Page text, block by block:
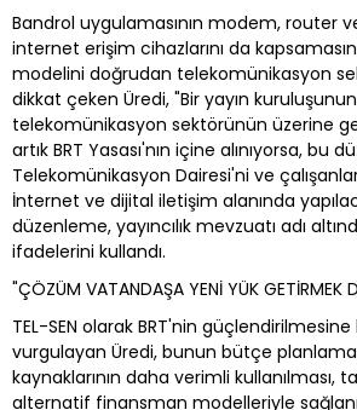
Bandrol uygulamasının modem, router
internet erişim cihazlarını da
modelini doğrudan telekomünikasyon
dikkat çeken Üredi, "Bir yayın
telekomünikasyon sektörünün üzerine
artık BRT Yasası'nın içine alınıyorsa, bu
Telekomünikasyon Dairesi'ni ve
İnternet ve dijital iletişim alanında
düzenleme, yayıncılık mevzuatı adı
ifadelerini kullandı.
"ÇÖZÜM VATANDAŞA YENİ YÜK GETİRMEK
TEL-SEN olarak BRT'nin güçlendirilmesine
vurgulayan Üredi, bunun bütçe
kaynaklarının daha verimli kullanılması,
alternatif finansman modelleriyle